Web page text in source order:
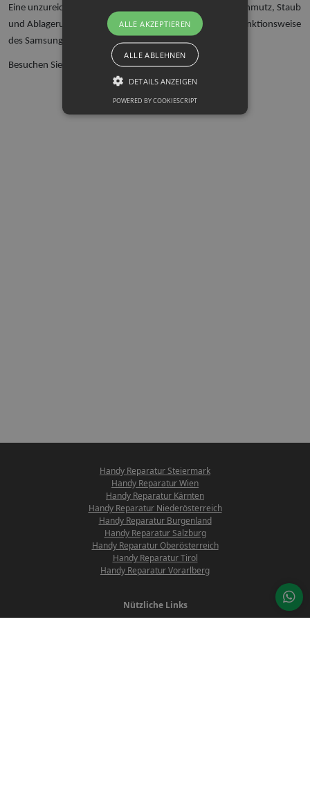
Eine unzureichende Pflege kann dazu führen, dass sich Schmutz, Staub
und Ablagerungen auf der Platine ansammeln, was die Funktionsweise
des Samsung-Handys beeinträchtigen kann.
Besuchen Sie noch heute unseren Service in Graz.
Handy Reparatur Steiermark
Handy Reparatur Wien
Handy Reparatur Kärnten
Handy Reparatur Niederösterreich
Handy Reparatur Burgenland
Handy Reparatur Salzburg
Handy Reparatur Oberösterreich
Handy Reparatur Tirol
Handy Reparatur Vorarlberg
Nützliche Links
ALLE AKZEPTIEREN
ALLE ABLEHNEN
DETAILS ANZEIGEN
POWERED BY COOKIESCRIPT